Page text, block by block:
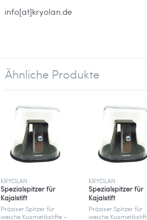
info[at]kryolan.de
Ähnliche Produkte
KRYOLAN
Spezialspitzer für
Kajalstift
Präziser Spitzer für
weiche Kosmetikstifte –
KRYOLAN
Spezialspitzer für
Kajalstift
Präziser Spitzer für
weiche